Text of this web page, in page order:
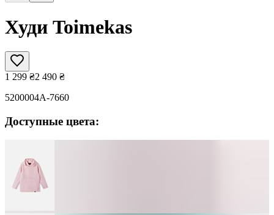
Худи Toimekas
1 299 ₴2 490 ₴
5200004A-7660
Доступные цвета: